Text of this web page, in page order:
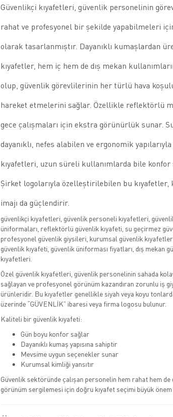
Güvenlikçi kıyafetleri, güvenlik personelinin
rahat ve profesyonel bir şekilde yapabilmeleri
olarak tasarlanmıştır. Dayanıklı kumaşlardan
kıyafetler, hem iç hem de dış mekan
olup, güvenlik görevlilerinin her türlü hava
hareket etmelerini sağlar. Özellikle reflektörlü
gece çalışmaları için ekstra görünürlük sunar.
dayanıklı, nefes alabilen ve ergonomik
kıyafetleri, uzun süreli kullanımlarda bile konfor
Şirket logolarıyla özelleştirilebilen bu kıyafetler,
imajı da güçlendirir.
güvenlikçi kıyafetleri, güvenlik personeli kıyafetleri,
üniformaları, reflektörlü güvenlik kıyafeti, su geçirmez
profesyonel güvenlik giysileri, kurumsal güvenlik
güvenlik kıyafeti, güvenlik üniforması fiyatları, dış mekan
kıyafetleri.
Özel güvenlik kıyafetleri, güvenlik personelinin sahada kolay
sağlayan ve profesyonel görünüm kazandıran zorunlu iş
ürünleridir. Bu kıyafetler genellikle siyah veya koyu
üzerinde “GÜVENLİK” ibaresi veya firma logosu bulunur.
Kaliteli bir güvenlik kıyafeti:
Gün boyu konfor sağlar
Dayanıklı kumaş yapısına sahiptir
Mevsime uygun seçenekler sunar
Kurumsal kimliği yansıtır
Güvenlik sektöründe çalışan personelin hem rahat hem
görünüm sergilemesi için doğru kıyafet seçimi büyük önem